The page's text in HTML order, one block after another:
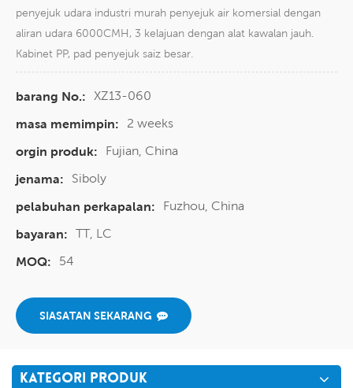
penyejuk udara industri murah penyejuk air komersial dengan
aliran udara 6000CMH, 3 kelajuan dengan alat kawalan jauh.
Kabinet PP, pad penyejuk saiz besar.
barang No.: XZ13-060
masa memimpin:
2 weeks
orgin produk:
Fujian, China
jenama:
Siboly
pelabuhan perkapalan:
Fuzhou, China
bayaran: TT, LC
MOQ:
54
SIASATAN SEKARANG
KATEGORI PRODUK